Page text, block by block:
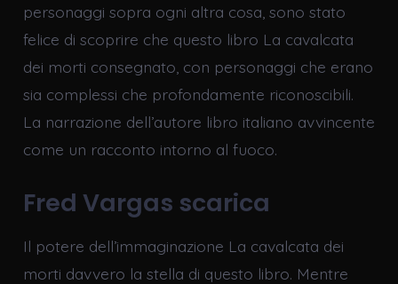
personaggi sopra ogni altra cosa, sono stato
felice di scoprire che questo libro La cavalcata
dei morti consegnato, con personaggi che erano
sia complessi che profondamente riconoscibili.
La narrazione dell’autore libro italiano avvincente
come un racconto intorno al fuoco.
Fred Vargas scarica
Il potere dell’immaginazione La cavalcata dei
morti davvero la stella di questo libro. Mentre